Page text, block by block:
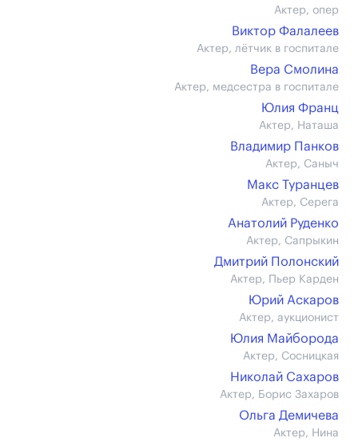
Актер, опер
Виктор Фалалеев
Актер, лётчик в госпитале
Вера Смолина
Актер, медсестра в госпитале
Юлия Франц
Актер, Наташа
Владимир Панков
Актер, Саныч
Макс Туранцев
Актер, Серега
Анатолий Руденко
Актер, Сапрыкин
Дмитрий Полонский
Актер, Пьер Карден
Юрий Аскаров
Актер, аукционист
Юлия Майборода
Актер, Сосницкая
Николай Сахаров
Актер, Борис Захаров
Ольга Демичева
Актер, Нина